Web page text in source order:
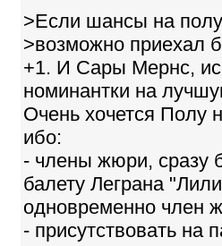
>Если шансы на
>возможно приехал
+1. И Сары Мернс,
номинантки на
Очень хочется Полу
ибо:
- члены жюри, сразу
балету Леграна
одновременно член
- присутствовать на